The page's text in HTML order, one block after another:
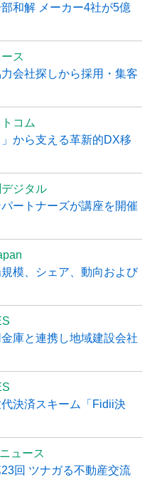
和解 メーカー4社が5億
ス
会社探しから採用・集客
コム
から支える革新的DX移
ジタル
ートナーズが講座を開催
模、シェア、動向および
庫と連携し地域建設会社
決済スキーム「Fidii決
ュース
回 ツナガる不動産交流